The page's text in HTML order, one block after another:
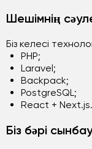
Шешімнің
Біз келесі
PHP;
Laravel;
Backpack;
PostgreSQL;
React + Next.js.
Біз бәрі